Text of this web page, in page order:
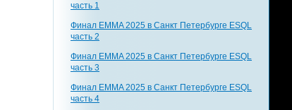
часть 1
Финал EMMA 2025 в Санкт Петербурге ESQL
часть 2
Финал EMMA 2025 в Санкт Петербурге ESQL
часть 3
Финал EMMA 2025 в Санкт Петербурге ESQL
часть 4